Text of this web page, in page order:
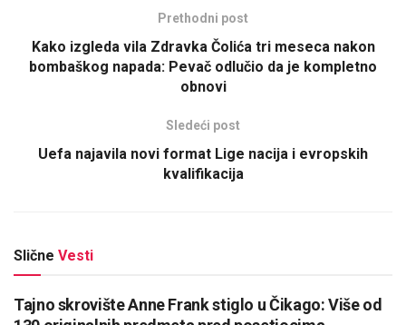
Prethodni post
Kako izgleda vila Zdravka Čolića tri meseca nakon
bombaškog napada: Pevač odlučio da je kompletno
obnovi
Sledeći post
Uefa najavila novi format Lige nacija i evropskih
kvalifikacija
Slične Vesti
Tajno skrovište Anne Frank stiglo u Čikago: Više od